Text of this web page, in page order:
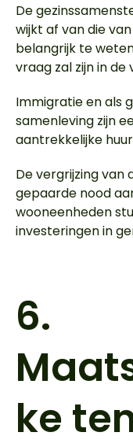
De
wijkt af van die
belangrijk te
vraag zal zijn in de
Immigratie en als
samenleving zijn
aantrekkelijke
De vergrijzing van
gepaarde nood
wooneenheden
investeringen in
6.
ke